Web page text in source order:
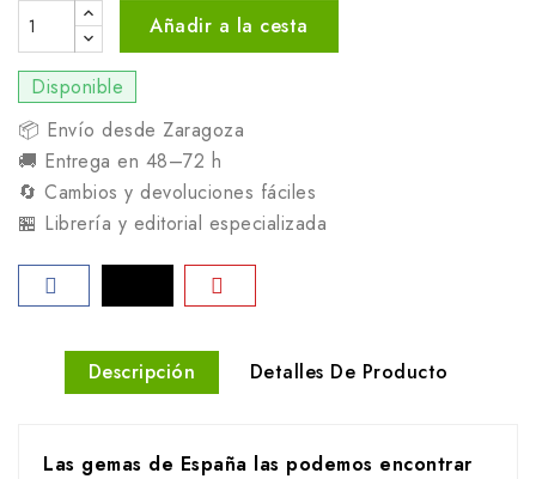
Añadir a la cesta
Disponible
📦 Envío desde Zaragoza
🚚 Entrega en 48–72 h
🔄 Cambios y devoluciones fáciles
🏪 Librería y editorial especializada
Descripción Detalles De Producto
Las gemas de España las podemos encontrar